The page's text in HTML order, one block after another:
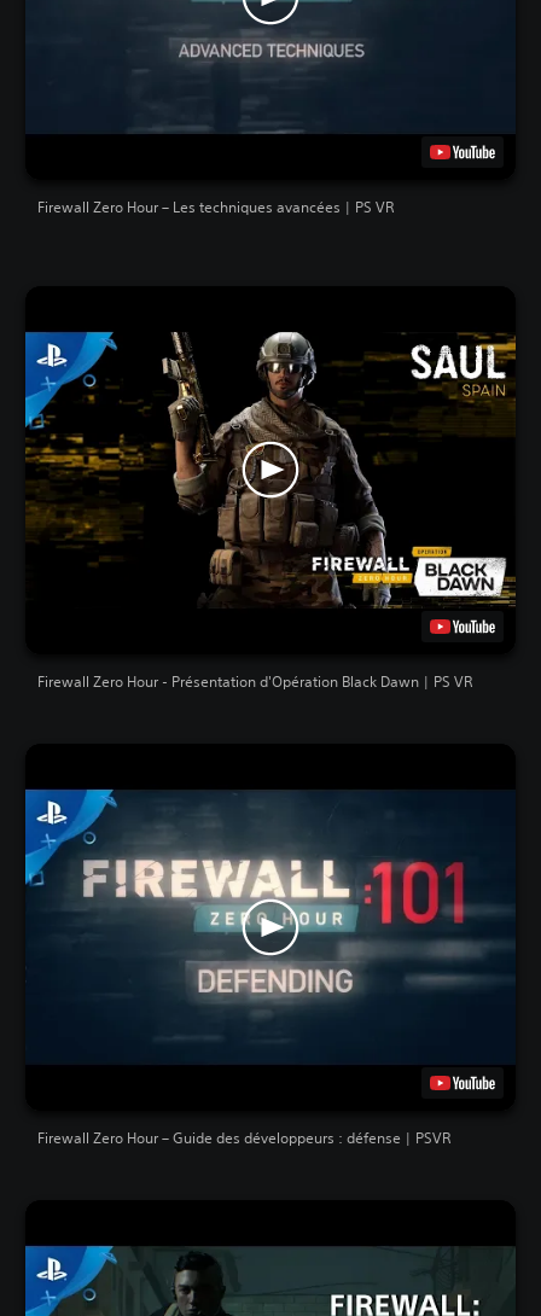
Firewall Zero Hour – Les techniques avancées | PS VR
Firewall Zero Hour - Présentation d'Opération Black Dawn | PS VR
Firewall Zero Hour – Guide des développeurs : défense | PSVR